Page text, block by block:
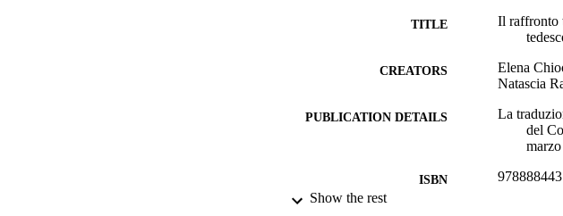
TITLE
Il raffronto
CREATORS
Elena
Natascia
PUBLICATION DETAILS
La
del
ISBN
Show the rest